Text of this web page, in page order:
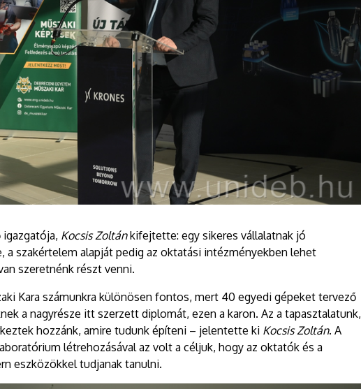
Kocsis Zoltánkifejtette: egy sikeres vállalatnak jó
a szakértelem alapját pedig az oktatási intézményekben lehet
szeretnénk részt venni.
Kara számunkra különösen fontos, mert 40 egyedi gépeket tervező
a nagyrésze itt szerzett diplomát, ezen a karon. Az a tapasztalatunk,
hozzánk, amire tudunk építeni – jelentette ki Kocsis Zoltán. A
létrehozásával az volt a céljuk, hogy az oktatók és a
eszközökkel tudjanak tanulni.